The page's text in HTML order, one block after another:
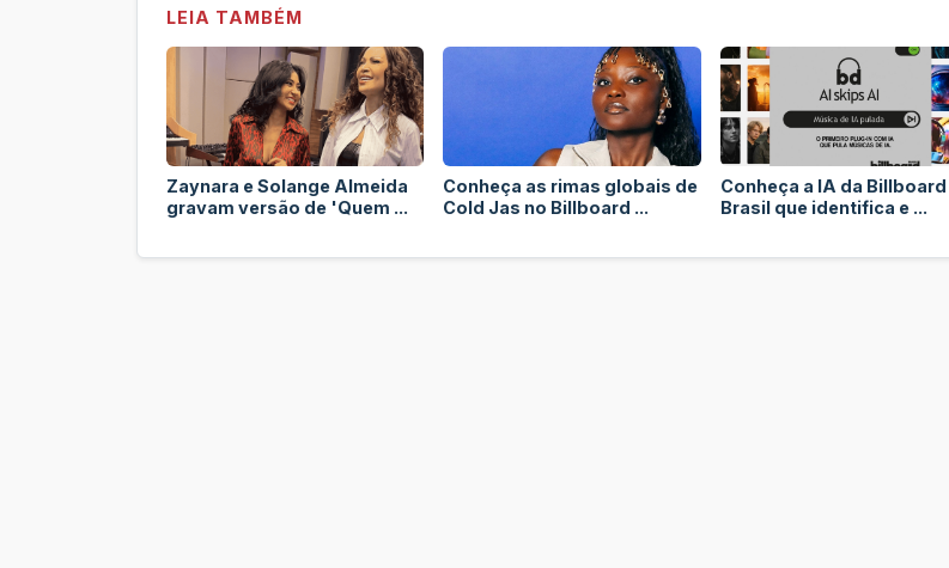
LEIA TAMBÉM
Zaynara e Solange Almeida
gravam versão de 'Quem ...
Conheça as rimas globais de
Cold Jas no Billboard ...
Conheça a IA da Billboard
Brasil que identifica e ...